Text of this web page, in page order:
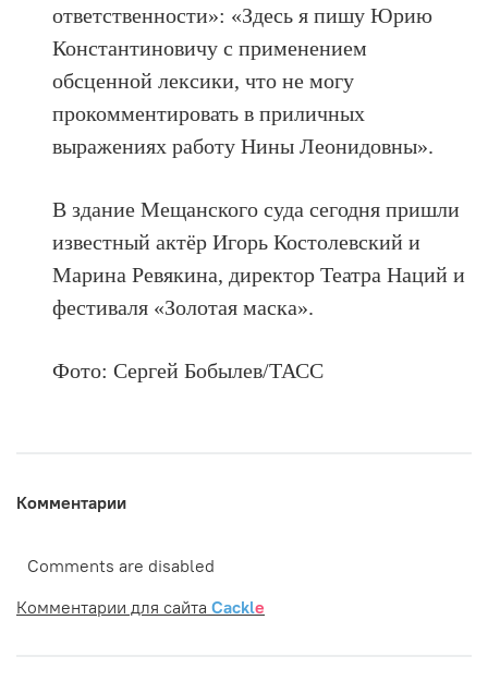
ответственности»: «Здесь я пишу Юрию
Константиновичу с применением
обсценной лексики, что не могу
прокомментировать в приличных
выражениях работу Нины Леонидовны».
В здание Мещанского суда сегодня пришли
известный актёр Игорь Костолевский и
Марина Ревякина, директор Театра Наций и
фестиваля «Золотая маска».
Фото: Сергей Бобылев/ТАСС
Комментарии
Comments are disabled
Комментарии для сайта Cackle